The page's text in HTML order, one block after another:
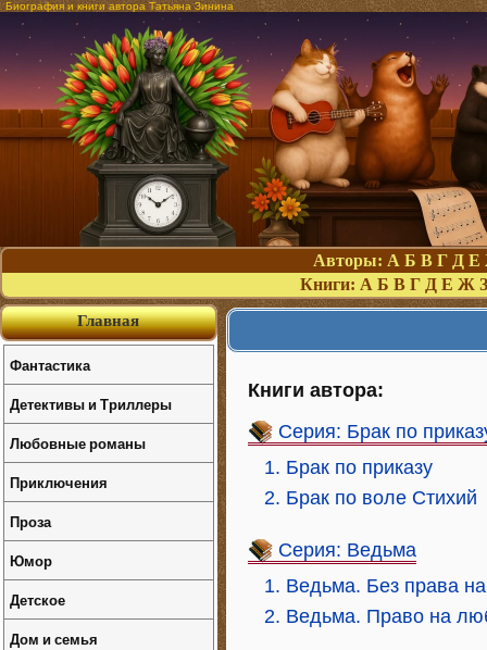
Биография и книги автора Татьяна Зинина
Авторы: А Б В Г Д Е
Книги: А Б В Г Д Е Ж З
Книги автора:
Серия: Брак по
1. Брак по приказу
2. Брак по воле Стихий
Серия: Ведьма
1. Ведьма. Без права на
2. Ведьма. Право на
Главная
Фантастика
Детективы и Триллеры
Любовные романы
Приключения
Проза
Юмор
Детское
Дом и семья